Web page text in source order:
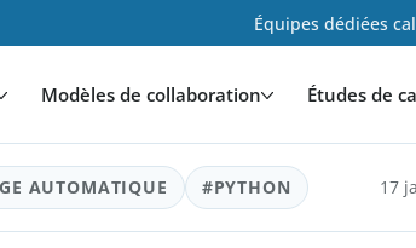
Équipes dédiées
Modèles de collaboration Études de
AUTOMATIQUE #PYTHON 17